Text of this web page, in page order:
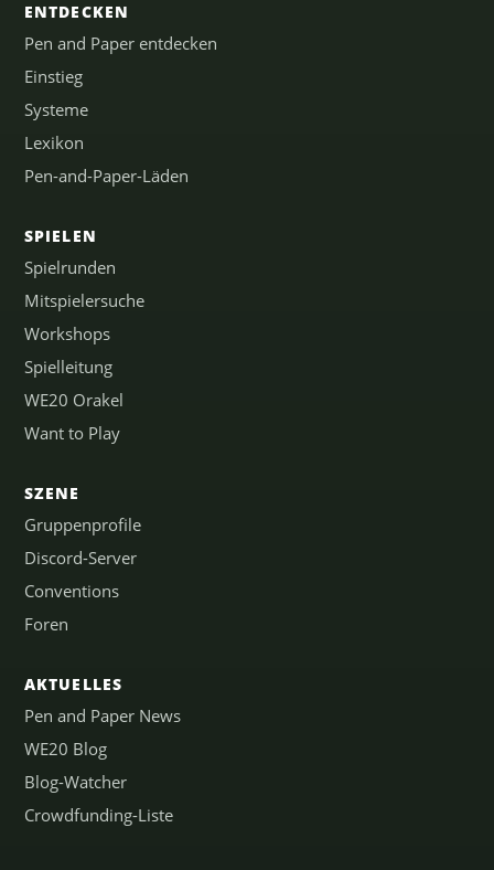
ENTDECKEN
Pen and Paper entdecken
Einstieg
Systeme
Lexikon
Pen-and-Paper-Läden
SPIELEN
Spielrunden
Mitspielersuche
Workshops
Spielleitung
WE20 Orakel
Want to Play
SZENE
Gruppenprofile
Discord-Server
Conventions
Foren
AKTUELLES
Pen and Paper News
WE20 Blog
Blog-Watcher
Crowdfunding-Liste